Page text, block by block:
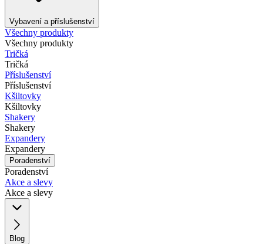
Vybavení a příslušenství
Všechny produkty
Všechny produkty
Tričká
Tričká
Příslušenství
Příslušenství
Kšiltovky
Kšiltovky
Shakery
Shakery
Expandery
Expandery
Poradenství
Poradenství
Akce a slevy
Akce a slevy
Blog